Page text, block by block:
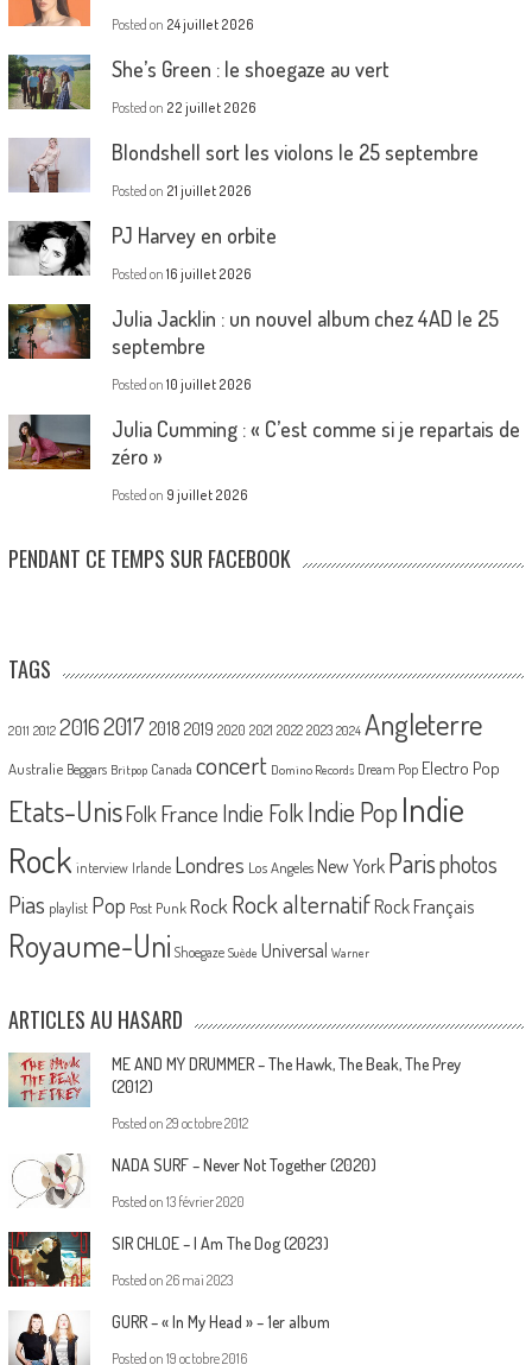
Posted on 24 juillet 2026
She’s Green : le shoegaze au vert
Posted on 22 juillet 2026
Blondshell sort les violons le 25 septembre
Posted on 21 juillet 2026
PJ Harvey en orbite
Posted on 16 juillet 2026
Julia Jacklin : un nouvel album chez 4AD le 25
septembre
Posted on 10 juillet 2026
Julia Cumming : « C’est comme si je repartais de
zéro »
Posted on 9 juillet 2026
PENDANT CE TEMPS SUR FACEBOOK
TAGS
2011 2012 20162017 2018 2019 2020 2021 2022 2023 2024 Angleterre
Australie Beggars Britpop Canada concert Domino Records Dream Pop Electro Pop
Etats-UnisFolk France Indie FolkIndie PopIndie
Rock interview Irlande Londres Los Angeles New York Parisphotos
Pias playlist Pop Post Punk Rock Rock alternatif Rock Français
Royaume-Uni Shoegaze Suède Universal Warner
ARTICLES AU HASARD
ME AND MY DRUMMER – The Hawk, The Beak, The Prey
(2012)
Posted on 29 octobre 2012
NADA SURF – Never Not Together (2020)
Posted on 13 février 2020
SIR CHLOE – I Am The Dog (2023)
Posted on 26 mai 2023
GURR – « In My Head » – 1er album
Posted on 19 octobre 2016